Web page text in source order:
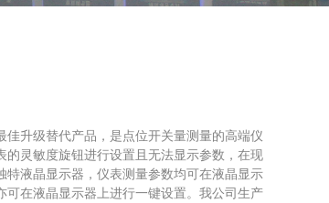
升级替代产品，是点位开关量测量的高端仪
灵敏度旋钮进行设置且无法显示参数，在现
液晶显示器，仪表测量参数均可在液晶显示
在液晶显示器上进行一键设置。我公司生产